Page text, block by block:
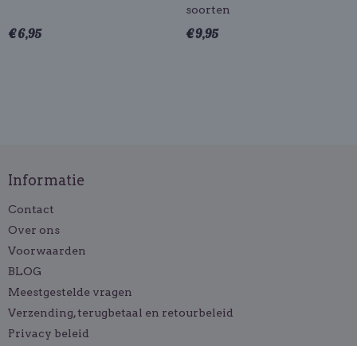
€ 6,95
soorten
€ 9,95
Informatie
Contact
Over ons
Voorwaarden
BLOG
Meestgestelde vragen
Verzending, terugbetaal en retourbeleid
Privacy beleid